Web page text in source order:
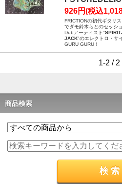
926円(税込
FRICTIONの初代ギタリ
でダモ鈴木らとのセッシ
Dubアーティスト"
JACK"のエレクトロ・サ
GURU GURU！
1-2 / 2
商品検索